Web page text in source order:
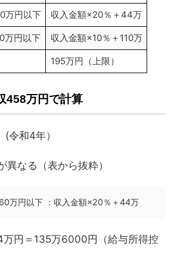
円以下 収入金額×20％＋44万
円以下 収入金額×10％＋110万
195万円（上限）
458万円で計算
和4年）
異なる（表から抜粋）
万円以下 ：収入金額×20％＋44万
円＝135万6000円（給与所得控